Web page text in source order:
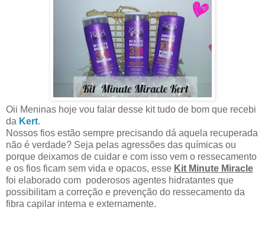
Oii Meninas hoje vou falar desse kit tudo de bom que recebi
da Kert.
Nossos fios estão sempre precisando dá aquela recuperada
não é verdade? Seja pelas agressões das químicas ou
porque deixamos de cuidar e com isso vem o ressecamento
e os fios ficam sem vida e opacos, esse Kit Minute Miracle
foi elaborado com poderosos agentes hidratantes que
possibilitam a correção e prevenção do ressecamento da
fibra capilar interna e externamente.